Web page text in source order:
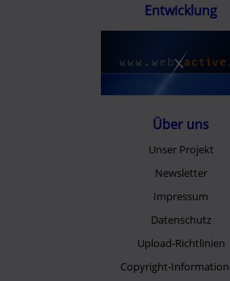
Entwicklung
Über uns
Unser Projekt
Newsletter
Impressum
Datenschutz
Upload-Richtlinien
Copyright-